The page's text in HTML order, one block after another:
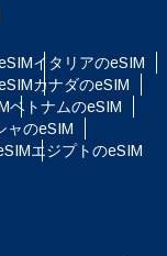
イタリアのeSIM
カナダのeSIM
ベトナムのeSIM
ャのeSIM
エジプトのeSIM